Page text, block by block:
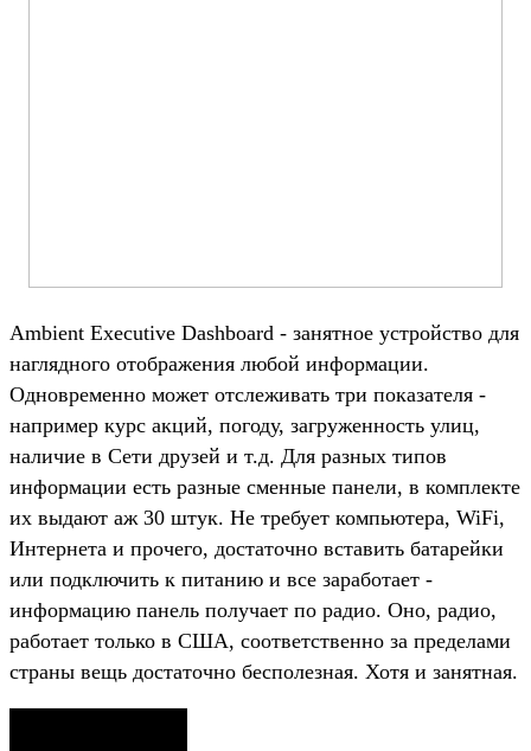
Ambient Executive Dashboard - занятное устройство для
наглядного отображения любой информации.
Одновременно может отслеживать три показателя -
например курс акций, погоду, загруженность улиц,
наличие в Сети друзей и т.д. Для разных типов
информации есть разные сменные панели, в комплекте
их выдают аж 30 штук. Не требует компьютера, WiFi,
Интернета и прочего, достаточно вставить батарейки
или подключить к питанию и все заработает -
информацию панель получает по радио. Оно, радио,
работает только в США, соответственно за пределами
страны вещь достаточно бесполезная. Хотя и занятная.